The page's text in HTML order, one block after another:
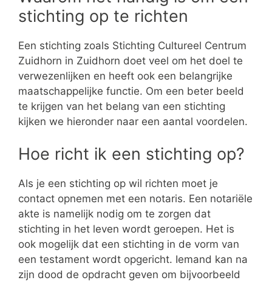
stichting op te richten
Een stichting zoals Stichting Cultureel Centrum
Zuidhorn in Zuidhorn doet veel om het doel te
verwezenlijken en heeft ook een belangrijke
maatschappelijke functie. Om een beter beeld
te krijgen van het belang van een stichting
kijken we hieronder naar een aantal voordelen.
Hoe richt ik een stichting op?
Als je een stichting op wil richten moet je
contact opnemen met een notaris. Een notariële
akte is namelijk nodig om te zorgen dat
stichting in het leven wordt geroepen. Het is
ook mogelijk dat een stichting in de vorm van
een testament wordt opgericht. Iemand kan na
zijn dood de opdracht geven om bijvoorbeeld